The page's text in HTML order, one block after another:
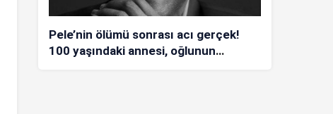
Pele’nin ölümü sonrası acı gerçek!
100 yaşındaki annesi, oğlunun